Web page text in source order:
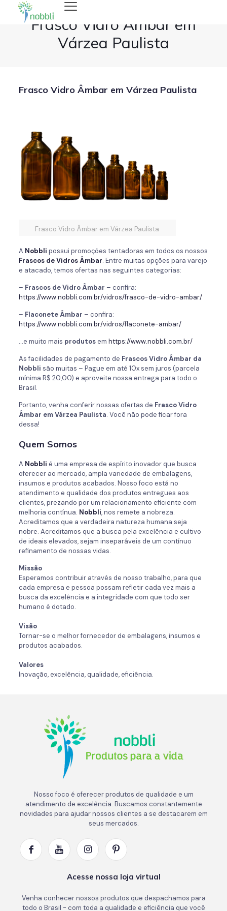
Frasco Vidro Âmbar em
Várzea Paulista
Frasco Vidro Âmbar em Várzea Paulista
Frasco Vidro Âmbar em Várzea Paulista
A Nobbli possui promoções tentadoras em todos os nossos
Frascos deVidros Âmbar. Entre muitas opções para varejo
e atacado, temos ofertas nas seguintes categorias:
– Frascos deVidro Âmbar – confira:
https://www.nobbli.com.br/vidros/frasco-de-vidro-ambar/
– Flaconete Âmbar – confira:
https://www.nobbli.com.br/vidros/flaconete-ambar/
…e muito mais produtosem https://www.nobbli.com.br/
As facilidades de pagamento de FrascosVidro Âmbar da
Nobbli são muitas – Pague em até 10x sem juros (parcela
mínima R$ 20,00) e aproveite nossa entrega para todo o
Brasil.
Portanto, venha conferir nossas ofertas de Frasco Vidro
Âmbar em Várzea Paulista. Você não pode ficar fora
dessa!
Quem Somos
A Nobbli é uma empresa de espírito inovador que busca
oferecer ao mercado, ampla variedade de embalagens,
insumos e produtos acabados. Nosso foco está no
atendimento e qualidade dos produtos entregues aos
clientes, prezando por um relacionamento eficiente com
melhoria contínua. Nobbli, nos remete a nobreza.
Acreditamos que a verdadeira natureza humana seja
nobre. Acreditamos que a busca pela excelência e cultivo
de ideais elevados, sejam inseparáveis de um contínuo
refinamento de nossas vidas.
Missão
Esperamos contribuir através de nosso trabalho, para que
cada empresa e pessoa possam refletir cada vez mais a
busca da excelência e a integridade com que todo ser
humano é dotado.
Visão
Tornar-se o melhor fornecedor de embalagens, insumos e
produtos acabados.
Valores
Inovação, excelência, qualidade, eficiência.
Nosso foco é oferecer produtos de qualidade e um
atendimento de excelência. Buscamos constantemente
novidades para ajudar nossos clientes a se destacarem em
seus mercados.
Acesse nossa loja virtual
Venha conhecer nossos produtos que despachamos para
todo o Brasil - com toda a qualidade e eficiência que você